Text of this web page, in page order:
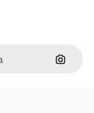
Cerca